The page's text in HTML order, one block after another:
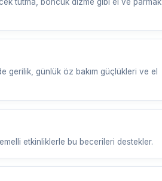
gerilik, günlük öz bakım güçlükleri ve el
etkinliklerle bu becerileri destekler.